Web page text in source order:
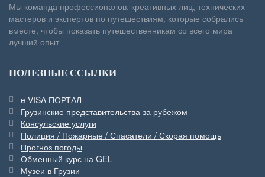
Мы команда профессионалов, креативных лиц, технических
мастеров и экспертов по путешествиям, которые собрались
вместе, чтобы показать путешественникам со всего мира
лучший опыт
ПОЛЕЗНЫЕ ССЫЛКИ
e-VISA ПОРТАЛ
Грузинские представительства за рубежом
Консульские услуги
Полиция / Пожарные / Спасатели / Скорая помощь
Прогноз погоды
Обменный курс на GEL
Музеи в Грузии